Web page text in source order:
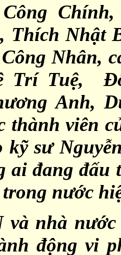
Thích Nhật
Nhân,
Trí Tuệ,
Anh,
thành viên
kỹ sư
ai đang đấu
nước
và nhà
động vi